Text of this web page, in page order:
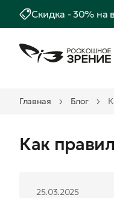
Скидка - 30% на
Главная Блог
Как
25.03.2025